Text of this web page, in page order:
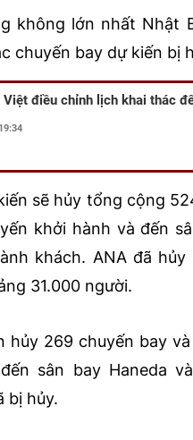
không lớn nhất Nhật
chuyến bay dự kiến bị
Việt điều chỉnh lịch khai thác
sẽ hủy tổng cộng
khởi hành và đến
khách. ANA đã
31.000 người.
hủy 269 chuyến bay
sân bay Haneda
bị hủy.